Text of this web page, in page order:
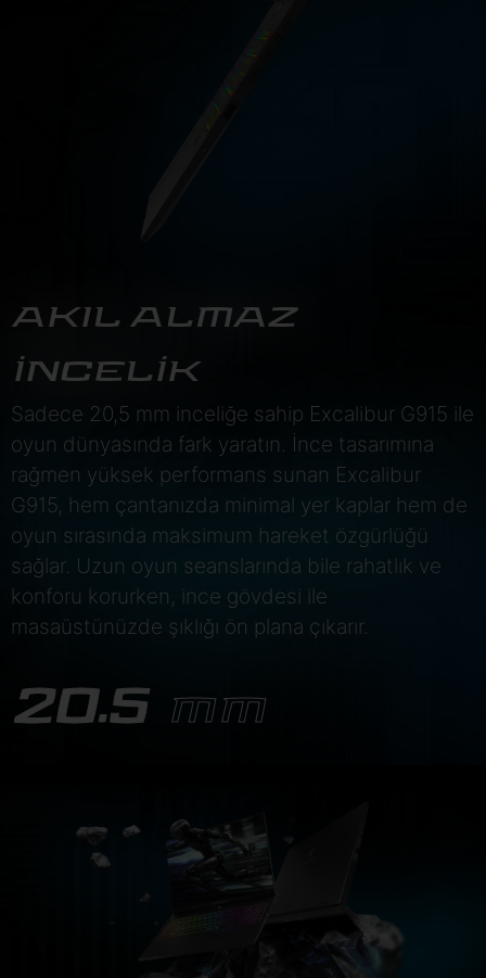
AKIL ALMAZ
İNCELİK
Sadece 20,5 mm inceliğe sahip Excalibur G915 ile
oyun dünyasında fark yaratın. İnce tasarımına
rağmen yüksek performans sunan Excalibur
G915, hem çantanızda minimal yer kaplar hem de
oyun sırasında maksimum hareket özgürlüğü
sağlar. Uzun oyun seanslarında bile rahatlık ve
konforu korurken, ince gövdesi ile
masaüstünüzde şıklığı ön plana çıkarır.
20.5 MM